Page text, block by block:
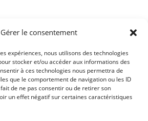
Gérer le consentement
expériences, nous utilisons des technologies
stocker et/ou accéder aux informations des
à ces technologies nous permettra de
que le comportement de navigation ou les ID
de ne pas consentir ou de retirer son
un effet négatif sur certaines caractéristiques